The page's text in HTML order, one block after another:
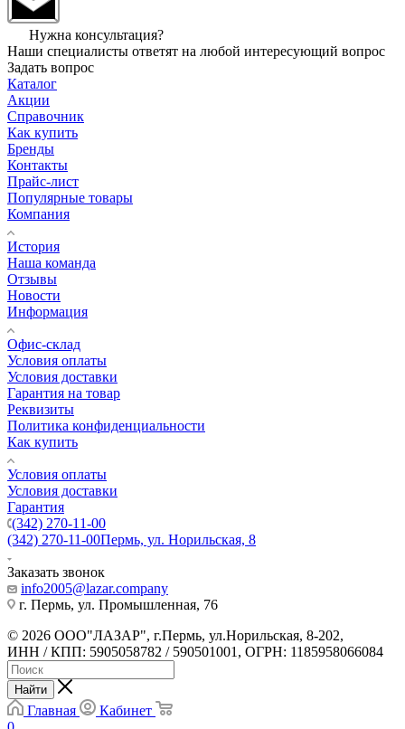
Нужна консультация?
Наши специалисты ответят на любой интересующий вопрос
Задать вопрос
Каталог
Акции
Справочник
Как купить
Бренды
Контакты
Прайс-лист
Популярные товары
Компания
История
Наша команда
Отзывы
Новости
Информация
Офис-склад
Условия оплаты
Условия доставки
Гарантия на товар
Реквизиты
Политика конфиденциальности
Как купить
Условия оплаты
Условия доставки
Гарантия
(342) 270-11-00
(342) 270-11-00Пермь, ул. Норильская, 8
Заказать звонок
info2005@lazar.company
г. Пермь, ул. Промышленная, 76
© 2026 ООО"ЛАЗАР", г.Пермь, ул.Норильская, 8-202,
ИНН / КПП: 5905058782 / 590501001, ОГРН: 1185958066084
Найти
Главная
Кабинет